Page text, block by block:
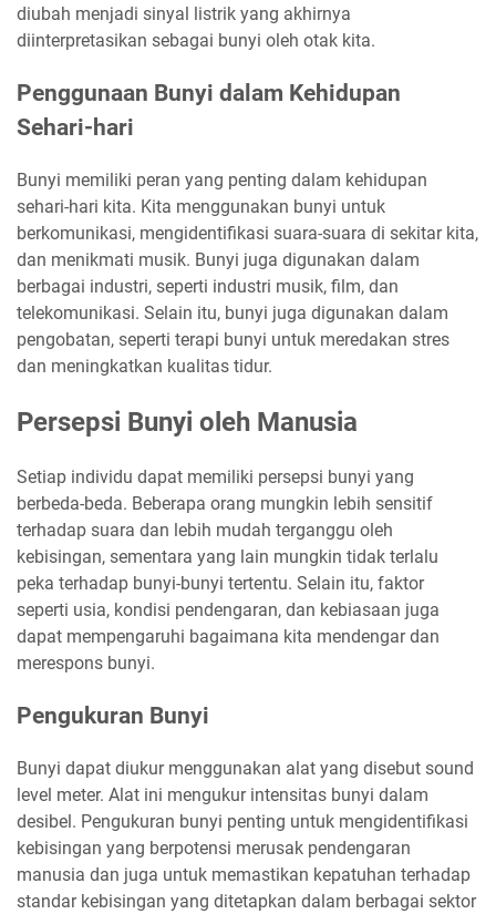
diubah menjadi sinyal listrik yang akhirnya
diinterpretasikan sebagai bunyi oleh otak kita.
Penggunaan Bunyi dalam Kehidupan
Sehari-hari
Bunyi memiliki peran yang penting dalam kehidupan
sehari-hari kita. Kita menggunakan bunyi untuk
berkomunikasi, mengidentifikasi suara-suara di sekitar kita,
dan menikmati musik. Bunyi juga digunakan dalam
berbagai industri, seperti industri musik, film, dan
telekomunikasi. Selain itu, bunyi juga digunakan dalam
pengobatan, seperti terapi bunyi untuk meredakan stres
dan meningkatkan kualitas tidur.
Persepsi Bunyi oleh Manusia
Setiap individu dapat memiliki persepsi bunyi yang
berbeda-beda. Beberapa orang mungkin lebih sensitif
terhadap suara dan lebih mudah terganggu oleh
kebisingan, sementara yang lain mungkin tidak terlalu
peka terhadap bunyi-bunyi tertentu. Selain itu, faktor
seperti usia, kondisi pendengaran, dan kebiasaan juga
dapat mempengaruhi bagaimana kita mendengar dan
merespons bunyi.
Pengukuran Bunyi
Bunyi dapat diukur menggunakan alat yang disebut sound
level meter. Alat ini mengukur intensitas bunyi dalam
desibel. Pengukuran bunyi penting untuk mengidentifikasi
kebisingan yang berpotensi merusak pendengaran
manusia dan juga untuk memastikan kepatuhan terhadap
standar kebisingan yang ditetapkan dalam berbagai sektor